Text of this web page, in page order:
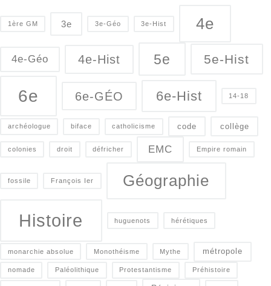
1ère GM 3e 3e-Géo 3e-Hist 4e
4e-Géo 4e-Hist 5e 5e-Hist
6e 6e-GÉO 6e-Hist 14-18
archéologue biface catholicisme code collège
colonies droit défricher EMC Empire romain
fossile François Ier Géographie
Histoire huguenots hérétiques
monarchie absolue Monothéisme Mythe métropole
nomade Paléolithique Protestantisme Préhistoire